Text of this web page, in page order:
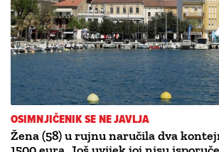
OSIMNJIČENIK SE NE JAVLJA
Žena (58) u rujnu naručila dva